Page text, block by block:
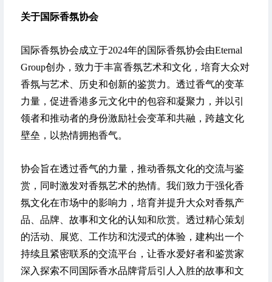
关于国际香氛协会
国际香氛协会成立于2024年的国际香氛协会由Eternal
Group创办，致力于丰富香氛艺术和文化，培育大众对
香氛与艺术、历史和创新的鉴赏力。透过香气的变革
力量，促进香港多元文化中的包容和凝聚力，并以引
领者和推动者的身份激励社会变革和共融，跨越文化
壁垒，以热情拥抱香气。
协会旨在透过香气的力量，推动香氛文化的交流与鉴
赏，同时激发对香氛艺术的热情。我们致力于强化香
氛文化在市场中的影响力，培育并提升大众对香氛产
品、品牌、故事和文化的认知和欣赏。透过精心策划
的活动、展览、工作坊和沈浸式的体验，建构出一个
持续且紧密联系的交流平台，让香水爱好者和鉴赏家
深入探索不同国际香水品牌背后引人入胜的故事和文